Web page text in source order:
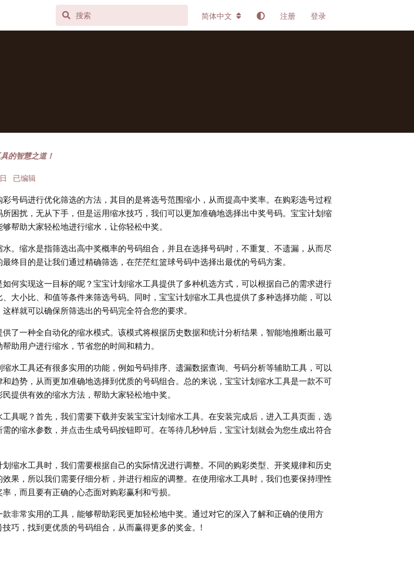
简体中文 注册 登录
的智慧之道！
已编辑
号码进行优化筛选的方法，其目的是将选号范围缩小，从而提高中奖率。在购彩选号过程
困扰，无从下手，但是运用缩水技巧，我们可以更加准确地选择出中奖号码。宝宝计划缩
帮助大家轻松地进行缩水，让你轻松中奖。
。缩水是指筛选出高中奖概率的号码组合，并且在选择号码时，不重复、不遗漏，从而尽
终目的是让我们通过精确筛选，在茫茫红篮球号码中选择出最优的号码方案。
何实现这一目标的呢？宝宝计划缩水工具提供了多种机选方式，可以根据自己的需求进行
大小比、和值等条件来筛选号码。同时，宝宝计划缩水工具也提供了多种选择功能，可以
样就可以确保所筛选出的号码完全符合您的要求。
了一种全自动化的缩水模式。该模式将根据历史数据和统计分析结果，智能地推断出最可
助用户进行缩水，节省您的时间和精力。
水工具还有很多实用的功能，例如号码排序、遗漏数据查询、号码分析等辅助工具，可以
趋势，从而更加准确地选择到优质的号码组合。总的来说，宝宝计划缩水工具是一款不可
提供有效的缩水方法，帮助大家轻松地中奖。
具呢？首先，我们需要下载并安装宝宝计划缩水工具。在安装完成后，进入工具页面，选
的缩水参数，并点击生成号码按钮即可。在等待几秒钟后，宝宝计划就会为您生成出符合
缩水工具时，我们需要根据自己的实际情况进行调整。不同的购彩类型、开奖规律和历史
果，所以我们需要仔细分析，并进行相应的调整。在使用缩水工具时，我们也要保持理性
，而且要有正确的心态面对购彩赢利和亏损。
非常实用的工具，能够帮助彩民更加轻松地中奖。通过对它的深入了解和正确的使用方
巧，找到更优质的号码组合，从而赢得更多的奖金。!